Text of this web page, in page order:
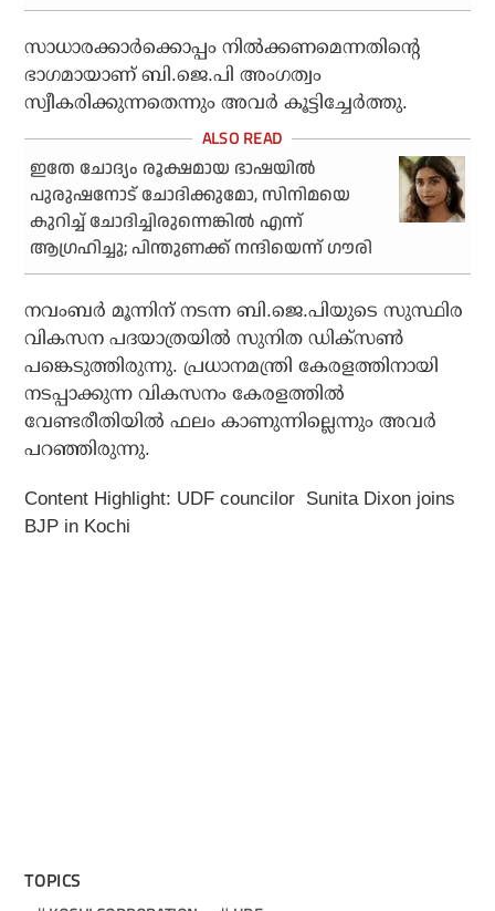
സാധാരക്കാർക്കൊപ്പം നിൽക്കണമെന്നതിന്റെ
ഭാഗമായാണ് ബി.ജെ.പി അംഗത്വം
സ്വീകരിക്കുന്നതെന്നും അവർ കൂട്ടിച്ചേർത്തു.
ഇതേ ചോദ്യം രൂക്ഷമായ ഭാഷയില്‍
പുരുഷനോട് ചോദിക്കുമോ, സിനിമയെ
കുറിച്ച് ചോദിച്ചിരുന്നെങ്കില്‍ എന്ന്
ആഗ്രഹിച്ചു; പിന്തുണക്ക് നന്ദിയെന്ന് ഗൗരി
നവംബർ മൂന്നിന് നടന്ന ബി.ജെ.പിയുടെ സുസ്ഥിര
വികസന പദയാത്രയിൽ സുനിത ഡിക്സൺ
പങ്കെടുത്തിരുന്നു. പ്രധാനമന്ത്രി കേരളത്തിനായി
നടപ്പാക്കുന്ന വികസനം കേരളത്തിൽ
വേണ്ടരീതിയിൽ ഫലം കാണുന്നില്ലെന്നും അവർ
പറഞ്ഞിരുന്നു.
Content Highlight: UDF councilor Sunita Dixon joins
BJP in Kochi
TOPICS